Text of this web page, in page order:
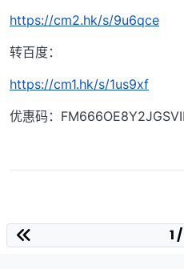
https://cm2.hk/s/9u6qce
转百度：
https://cm1.hk/s/1us9xf
优惠码：
1 /